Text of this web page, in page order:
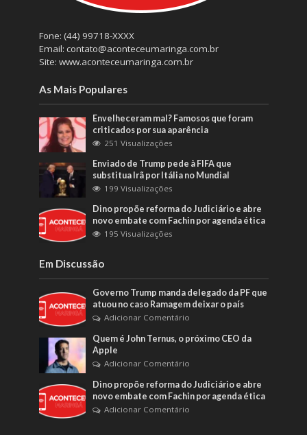
Fone: (44) 99718-XXXX
Email: contato@aconteceumaringa.com.br
Site: www.aconteceumaringa.com.br
As Mais Populares
Envelheceram mal? Famosos que foram
criticados por sua aparência
251 Visualizações
Enviado de Trump pede à FIFA que
substitua Irã por Itália no Mundial
199 Visualizações
Dino propõe reforma do Judiciário e abre
novo embate com Fachin por agenda ética
195 Visualizações
Em Discussão
Governo Trump manda delegado da PF que
atuou no caso Ramagem deixar o país
Adicionar Comentário
Quem é John Ternus, o próximo CEO da
Apple
Adicionar Comentário
Dino propõe reforma do Judiciário e abre
novo embate com Fachin por agenda ética
Adicionar Comentário